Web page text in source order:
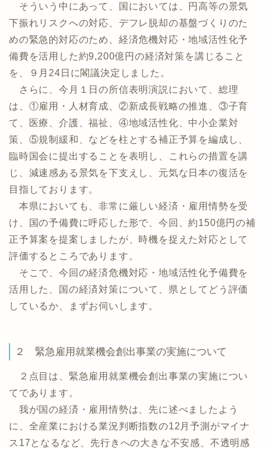
そういう中にあって、国においては、円高等の景気
下振れリスクへの対応、デフレ脱却の基盤づくりのた
めの緊急的対応のため、経済危機対応・地域活性化予
備費を活用した約9,200億円の経済対策を講じること
を、９月24日に閣議決定しました。
さらに、今月１日の所信表明演説において、総理
は、①雇用・人材育成、②新成長戦略の推進、③子育
て、医療、介護、福祉、④地域活性化、中小企業対
策、⑤規制緩和、などを柱とする補正予算を編成し、
臨時国会に提出することを表明し、これらの措置を講
じ、減速感ある景気を下支えし、元気な日本の復活を
目指しております。
本県においても、非常に厳しい経済・雇用情勢を受
け、国の予備費に呼応した形で、今回、約150億円の補
正予算案を提案しましたが、時機を捉えた対応として
評価するところであります。
そこで、今回の経済危機対応・地域活性化予備費を
活用した、国の経済対策について、県としてどう評価
しているか、まずお伺いします。
２ 緊急雇用就業機会創出事業の実施について
２点目は、緊急雇用就業機会創出事業の実施につい
てであります。
我が国の経済・雇用情勢は、先に述べましたよう
に、全産業における業況判断指数の12月予測がマイナ
ス17となるなど、先行きへの大きな不安感、不透明感